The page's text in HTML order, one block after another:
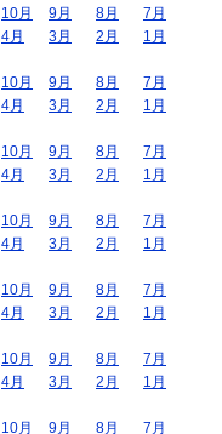
10月 9月 8月
7月
4月 3月 2月
1月
10月 9月 8月
7月
4月 3月 2月
1月
10月 9月 8月
7月
4月 3月 2月
1月
10月 9月 8月
7月
4月 3月 2月
1月
10月 9月 8月
7月
4月 3月 2月
1月
10月 9月 8月
7月
4月 3月 2月
1月
10月 9月 8月 7月